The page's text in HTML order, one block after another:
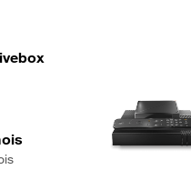
12 mois